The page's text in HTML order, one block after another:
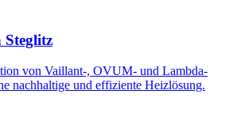
Steglitz
von Vaillant-, OVUM- und Lambda-
nachhaltige und effiziente Heizlösung.